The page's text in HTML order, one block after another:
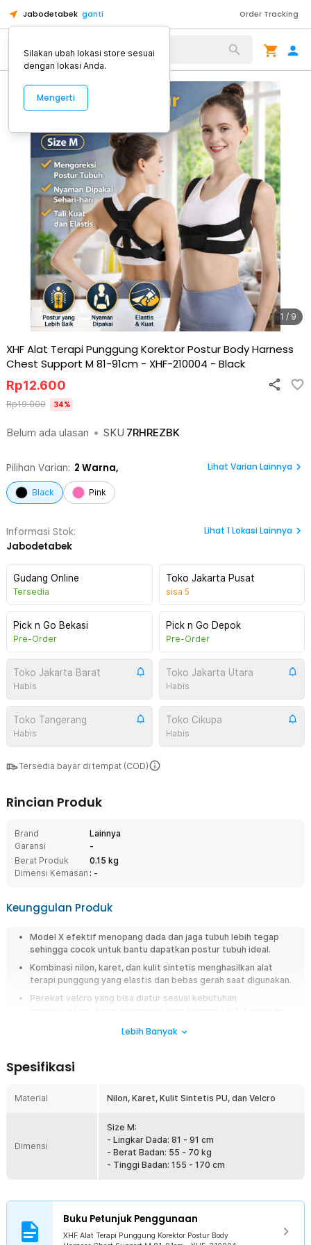
Jabodetabek ganti Order Tracking
Alat Kopi
1 / 9
XHF Alat Terapi Punggung Korektor Postur Body Harness
Chest Support M 81-91cm - XHF-210004 - Black
Belum ada ulasan • SKU 7RHREZBK
Rp12.600
Rp19.000 34%
Pilihan Varian: 2 Warna, Lihat Varian Lainnya
Black Pink
Informasi Stok:
Jabodetabek
Lihat 1Lokasi Lainnya
Gudang Online
Tersedia
Toko Jakarta Pusat
sisa 5
Pick n Go Bekasi
Pre-Order
Pick n Go Depok
Pre-Order
Toko Jakarta Barat
Habis
Toko Jakarta Utara
Habis
Toko Tangerang
Habis
Toko Cikupa
Habis
Tersedia bayar di tempat (COD)
Rincian Produk
Brand
Lainnya
Garansi
-
Berat Produk
0.15 kg
Dimensi Kemasan : -
Keunggulan Produk
Model X efektif menopang dada dan jaga tubuh lebih tegap
sehingga cocok untuk bantu dapatkan postur tubuh ideal.
Kombinasi nilon, karet, dan kulit sintetis menghasilkan alat
terapi punggung yang elastis dan bebas gerah saat digunakan.
Perekat velcro yang bisa diatur sesuai kebutuhan
2 Pilihan warna natural yang aman digunakan tanpa khawatir
Overview
XHF. Terbuat dari nilon, karet, dan kulit sintetis yang elastis, alat terapi ini
2 warna yang bisa dipilih sesuai selera, alat terapi punggung ini cocok
digunakan sehari-hari untuk menjaga tubuh tetap tegak dan lebih
percaya diri.
Dukung Postur Ideal
Hadir dengan model X, alat terapi punggung ini dapat menopang
area dada dengan maksimal. Model ini juga membuat tubuh lebih
tegap dengan menjaga bagian bahu tetap terbuka. Cocok untuk
Lebih Banyak
Spesifikasi
Material Nilon, Karet, Kulit Sintetis PU, dan Velcro
Dimensi
Size M:
- Lingkar Dada: 81 - 91 cm
- Berat Badan: 55 - 70 kg
- Tinggi Badan: 155 - 170 cm
Buku Petunjuk Penggunaan
XHF Alat Terapi Punggung Korektor Postur Body
Silakan ubah lokasi store sesuai
dengan lokasi Anda.
Mengerti